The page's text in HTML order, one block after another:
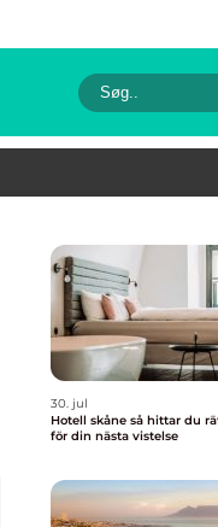
30. jul
Hotell skåne så hittar du rätt boende
för din nästa vistelse